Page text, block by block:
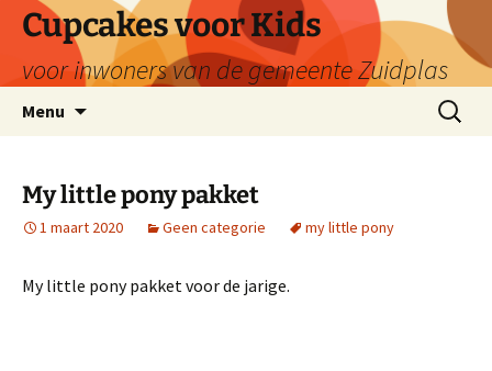
naar
inhoud
Cupcakes voor Kids
voor inwoners van de gemeente Zuidplas
Menu
Zoeken
naar:
My little pony pakket
1 maart 2020 Geen categorie my little pony
My little pony pakket voor de jarige.